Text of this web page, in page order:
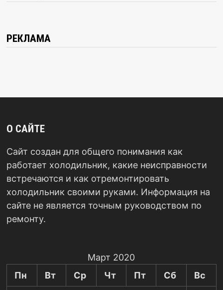
РЕКЛАМА
О САЙТЕ
Сайт создан для общего понимания как
работает холодильник, какие неисправности
встречаются и как отремонтировать
холодильник своими руками. Информация на
сайте не является точным руководством по
ремонту.
Март 2020
Пн
Вт Ср Чт Пт Сб Вс